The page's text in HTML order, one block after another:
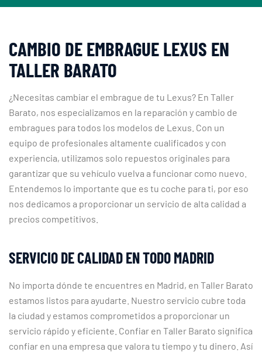
CAMBIO DE EMBRAGUE LEXUS EN
TALLER BARATO
¿Necesitas cambiar el embrague de tu Lexus? En Taller
Barato, nos especializamos en la reparación y cambio de
embragues para todos los modelos de Lexus. Con un
equipo de profesionales altamente cualificados y con
experiencia, utilizamos solo repuestos originales para
garantizar que su vehículo vuelva a funcionar como nuevo.
Entendemos lo importante que es tu coche para ti, por eso
nos dedicamos a proporcionar un servicio de alta calidad a
precios competitivos.
SERVICIO DE CALIDAD EN TODO MADRID
No importa dónde te encuentres en Madrid, en Taller Barato
estamos listos para ayudarte. Nuestro servicio cubre toda
la ciudad y estamos comprometidos a proporcionar un
servicio rápido y eficiente. Confiar en Taller Barato significa
confiar en una empresa que valora tu tiempo y tu dinero. Así